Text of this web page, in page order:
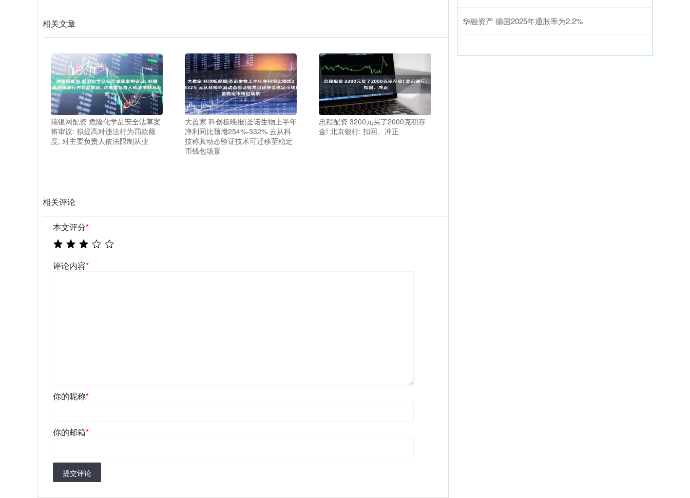
相关文章
瑞银网配资 危险化学品安全法草案
将审议: 拟提高对违法行为罚款额
度, 对主要负责人依法限制从业
大盈家 科创板晚报|圣诺生物上半年
净利同比预增254%-332% 云从科
技称其动态验证技术可迁移至稳定
币钱包场景
忠程配资 3200元买了2000克积存
金! 北京银行: 扣回、冲正
相关评论
本文评分*
评论内容*
你的昵称*
你的邮箱*
提交评论
华融资产 德国2025年通胀率为2.2%